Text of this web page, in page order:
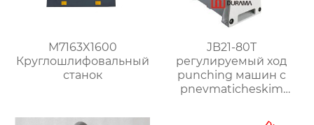
M7163X1600
Круглошлифовальный
станок
JB21-80T
регулируемый ход
punching машин с
pnevmaticheskim